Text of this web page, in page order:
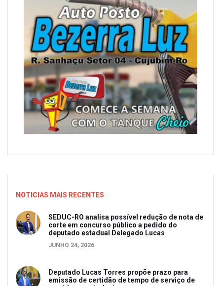
NOTICIAS MAIS RECENTES
SEDUC-RO analisa possível redução de nota de
corte em concurso público a pedido do
deputado estadual Delegado Lucas
JUNHO 24, 2026
Deputado Lucas Torres propõe prazo para
emissão de certidão de tempo de serviço de